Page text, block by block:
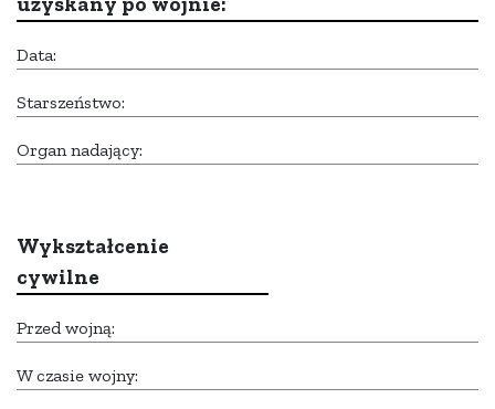
Data:
Starszeństwo:
Organ nadający:
Wykształcenie
cywilne
Przed wojną:
W czasie wojny: